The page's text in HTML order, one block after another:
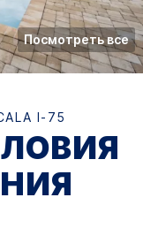
Посмотреть все
I-75